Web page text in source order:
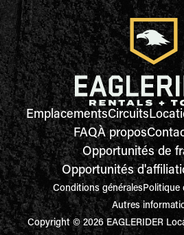
EmplacementsCircuits
FAQÀ propos
Opportunités de
Opportunités
Conditions généralesPolitique
Autres
Copyright © 2026 EAGLERIDER